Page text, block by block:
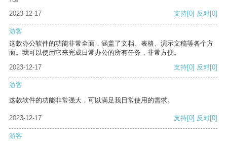
2023-12-17
支持[0] 反对[0]
游客
这款办公软件的功能非常全面，涵盖了文档、表格、演示文稿等各个方
面。我可以使用它来完成日常办公的所有任务，非常方便。
2023-12-17
支持[0] 反对[0]
游客
这款软件的功能非常强大，可以满足我日常使用的需求。
2023-12-17 支持[0] 反对[0]
游客